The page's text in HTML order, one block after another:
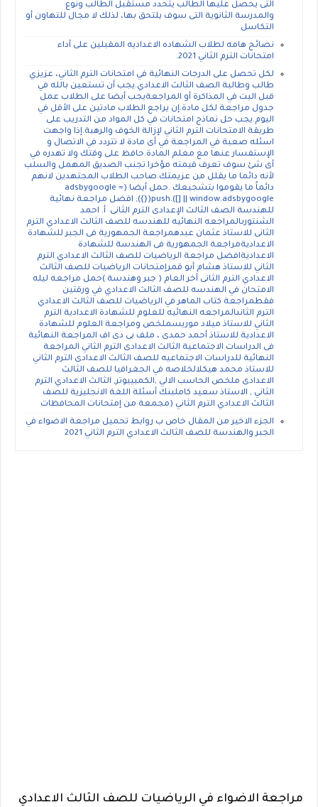
التى يحصل عليها الطالب يتحدد مستقبل الطالب ونوع
والمدرسة الثانوية التى سوف يلتحق بها، لذلك لا مجال للتهاون أو
التكاسل
نصائح هامه لطلاب الشهاده الاعداديه المقبلين على أداء
امتحانات الترم الثاني 2021.
لكل تحصل على الدرجات النهائية في امتحانات الترم الثاني، عزيزي
طالب وطالبة الصف الثالث الاعدادي.يجب أن تستعين بالله في
قبل البت في المذاكرة أو المراجعةيجب أيضا على الطلاب عمل
جدول مراجعة لكل مادة.إن يراجع الطلاب مادتين على الأقل في
اليوم.يجب حل نماذج امتحانات في كل المواد من التدريب على
طريقة الامتحانات الترم الثاني لإزالة الخوف والرهبة.إذا واجهت
اسئله صعبة في المراجعة في أى مادة لا تتردد في الاتصال و
الإستفسار عنها مع معلم المادة.حافظ على وقتك ولا تهدره في
أى شئ سوف تعرف قيمته مؤخرا.تجنب الصديق المهمل والسلب
لأنه دائما ما يقلل من عزيمتك.صاحب الطلاب المجتهدين لانهم
دائماً ما يقوموا بتشجيعك .حمل أيضا (adsbygoogle =
window.adsbygoogle || []).push({}); افضل مراجعة نهائية
للهندسة الصف الثالث الإعدادى الترم الثانى أ. احمد
الشنتورىالمراجعه النهائيه للهندسه للصف الثالث الاعدادي الترم
الثانى للاستاذ عثمان عبدهمراجعة الجمهورية فى الجبر للشهادة
الاعداديةمراجعة الجمهورية فى الهندسة للشهادة
الاعداديةافضل مراجعة الرياضيات للصف الثالث الاعدادي الترم
الثاني للاستاذ هشام أبو قمرإمتحانات الرياضيات للصف الثالث
الاعدادي الترم الثانى آخر العام ( جبر وهندسة )حمل مراجعه ليله
الامتحان في الهندسه للصف الثالث الاعدادي في ورقتين
فقطمراجعة كتاب الماهر في الرياضيات للصف الثالث الاعدادي
الترم الثانىالمراجعه النهائيه للعلوم للشهادة الاعدادية الترم
الثاني للاستاذ ميلاد موريسملخص ومراجعة العلوم للشهادة
الاعدادية للاستاذ أحمد حمدى ، ملف بى دى اف المراجعة النهائية
فى الدراسات الاجتماعية الثالث الاعدادى الترم الثاني المراجعة
النهائية للدراسات الاجتماعيه للصف الثالث الاعدادى الترم الثاني
للاستاذ محمد هيكلالخلاصه في الجغرافيا للصف الثالث
الاعدادى ملخص الحاسب الالي ,الكمبييوتر, الثالث الاعدادي الترم
الثاني , الاستاذ سعيد كاملبنك أسئلة اللغة الانجليزية للصف
الثالث الاعدادي الترم الثاني (مجمعة من إمتحانات المحافظات
الجزء الاخير من المقال خاص ب روابط تحميل مراجعة الاضواء في
الجبر والهندسة للصف الثالث الاعدادي الترم الثاني 2021
مراجعة الاضواء في الرياضيات للصف الثالث الاعدادي